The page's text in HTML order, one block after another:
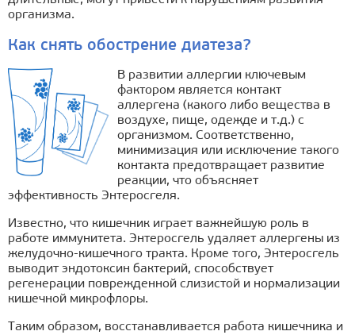
организма.
Как снять обострение диатеза?
В развитии аллергии ключевым
фактором является контакт
аллергена (какого либо вещества в
воздухе, пище, одежде и т.д.) с
организмом. Соответственно,
минимизация или исключение такого
контакта предотвращает развитие
реакции, что объясняет
эффективность Энтеросгеля.
Известно, что кишечник играет важнейшую роль в
работе иммунитета. Энтеросгель удаляет аллергены из
желудочно-кишечного тракта. Кроме того, Энтеросгель
выводит эндотоксин бактерий, способствует
регенерации поврежденной слизистой и нормализации
кишечной микрофлоры.
Таким образом, восстанавливается работа кишечника и